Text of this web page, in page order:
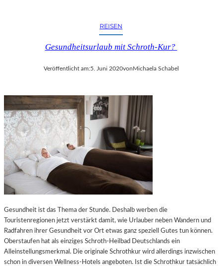
REISEN
Gesundheitsurlaub mit Schroth-Kur?
Veröffentlicht am:5. Juni 2020von Michaela Schabel
Gesundheit ist das Thema der Stunde. Deshalb werben die
Touristenregionen jetzt verstärkt damit, wie Urlauber neben Wandern und
Radfahren ihrer Gesundheit vor Ort etwas ganz speziell Gutes tun können.
Oberstaufen hat als einziges Schroth-Heilbad Deutschlands ein
Alleinstellungsmerkmal. Die originale Schrothkur wird allerdings inzwischen
schon in diversen Wellness-Hotels angeboten. Ist die Schrothkur tatsächlich